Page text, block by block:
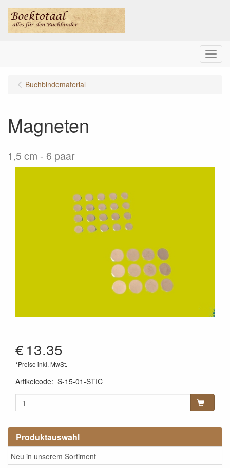
Menu
Produktauswahl
Neu in unserem Sortiment
Buchbindematerial
Magneten
1,5 cm 6 paar
€13.35
*Preise inkl. MwSt.
Artikelcode: S-15-01-STIC